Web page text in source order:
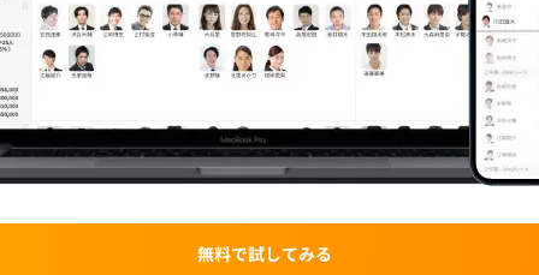
無料で試してみる